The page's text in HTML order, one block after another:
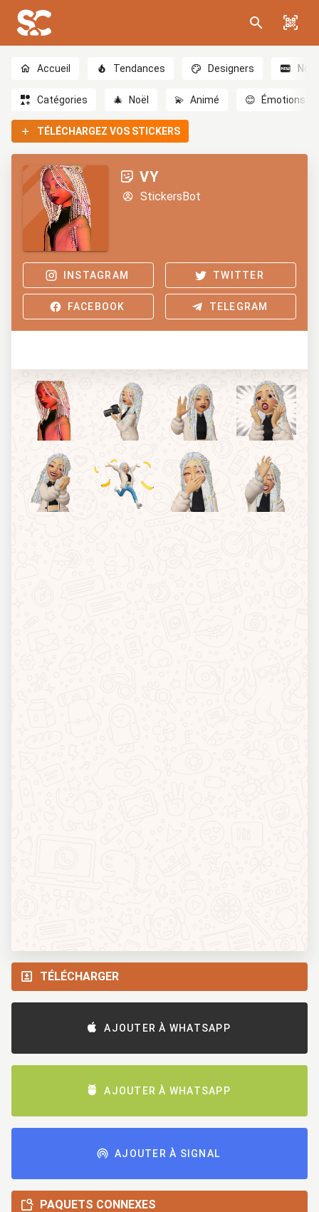
Accueil Tendances Designers
Catégories 🎄 Noël 💫 Animé 😊 Émotions
TÉLÉCHARGEZ VOS STICKERS
VY
StickersBot
INSTAGRAM TWITTER
FACEBOOK TELEGRAM
TÉLÉCHARGER
AJOUTER À WHATSAPP
AJOUTER À WHATSAPP
AJOUTER À SIGNAL
PAQUETS CONNEXES